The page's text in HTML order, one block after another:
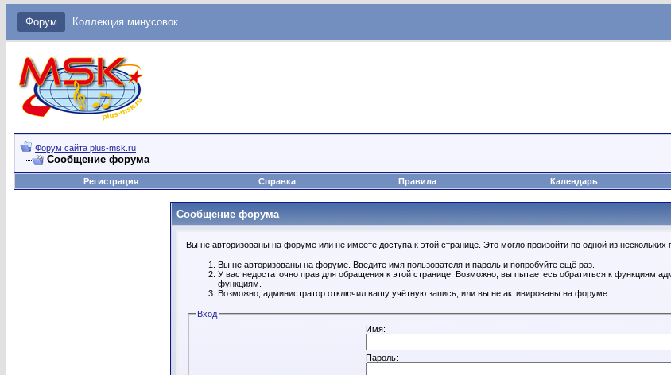
Форум Коллекция минусовок
Форум сайта plus-msk.ru
Сообщение форума
Регистрация
Справка Правила Календарь
Сообщение форума
Вы не авторизованы на форуме или не имеете доступа к этой странице. Это могло произойти по одной из нескольких
Вы не авторизованы на форуме. Введите имя пользователя и пароль и попробуйте ещё раз.
У вас недостаточно прав для обращения к этой странице. Возможно, вы пытаетесь обратиться к функциям
функциям.
Возможно, администратор отключил вашу учётную запись, или вы не активированы на форуме.
Вход
Имя:
Пароль: